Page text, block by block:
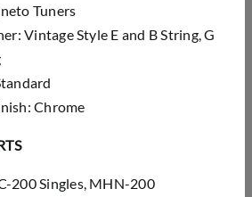
Tuners
Vintage Style E and B String, G
Chrome
200 Singles, MHN-200